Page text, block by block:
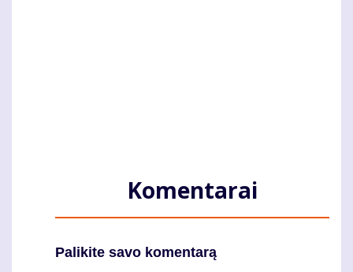
Komentarai
Palikite savo komentarą